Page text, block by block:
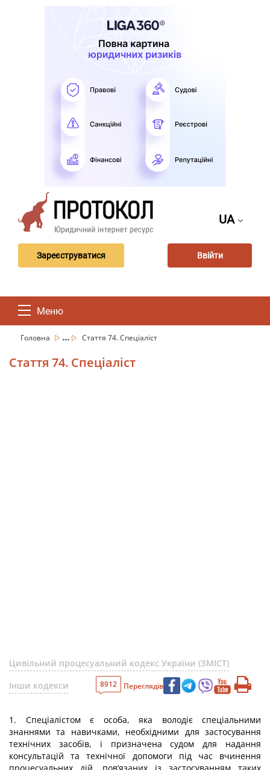
UA
Зареєструватися Ввійти
Меню
Головна ... Стаття 74. Спеціаліст
Стаття 74. Спеціаліст
Цивільний процесуальний кодекс України (ЗМІСТ)
Інши кодекси
8912 Переглядів
1. Спеціалістом є особа, яка володіє спеціальними
знаннями та навичками, необхідними для застосування
технічних засобів, і призначена судом для надання
консультацій та технічної допомоги під час вчинення